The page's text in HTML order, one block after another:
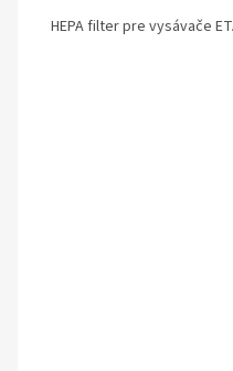
HEPA filter pre vysávače